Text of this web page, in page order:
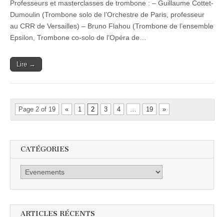
Professeurs et masterclasses de trombone : – Guillaume Cottet-
Dumoulin (Trombone solo de l’Orchestre de Paris, professeur
au CRR de Versailles) – Bruno Flahou (Trombone de l’ensemble
Epsilon, Trombone co-solo de l’Opéra de…
Lire →
Page 2 of 19 « 1 2 3 4 … 19 »
CATÉGORIES
Catégories
ARTICLES RÉCENTS